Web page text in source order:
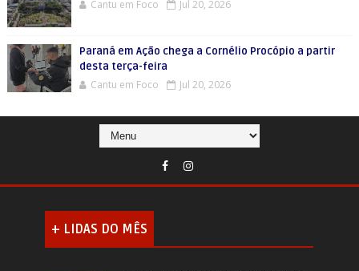
Cantu em Foco Jul 20, 2026
Paraná em Ação chega a Cornélio Procópio a partir
desta terça-feira
Cantu em Foco Jul 20, 2026
+ LIDAS DO MÊS